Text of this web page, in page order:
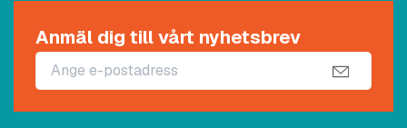
Anmäl dig till vårt nyhetsbrev